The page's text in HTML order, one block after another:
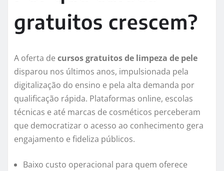
gratuitos crescem?
A oferta de cursos gratuitos de limpeza de pele
disparou nos últimos anos, impulsionada pela
digitalização do ensino e pela alta demanda por
qualificação rápida. Plataformas online, escolas
técnicas e até marcas de cosméticos perceberam
que democratizar o acesso ao conhecimento gera
engajamento e fideliza públicos.
Baixo custo operacional para quem oferece